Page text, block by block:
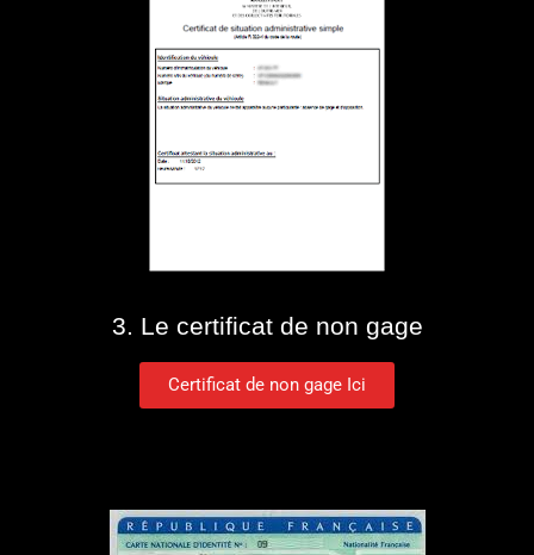
3. Le certificat de non gage
Certificat de non gage Ici